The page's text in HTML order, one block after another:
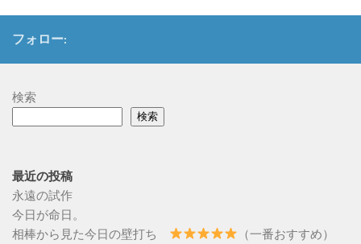
フォロー:
検索
検索
最近の投稿
永遠の試作
今日が命日。
相棒から見た今日の壁打ち
（一番おすすめ）